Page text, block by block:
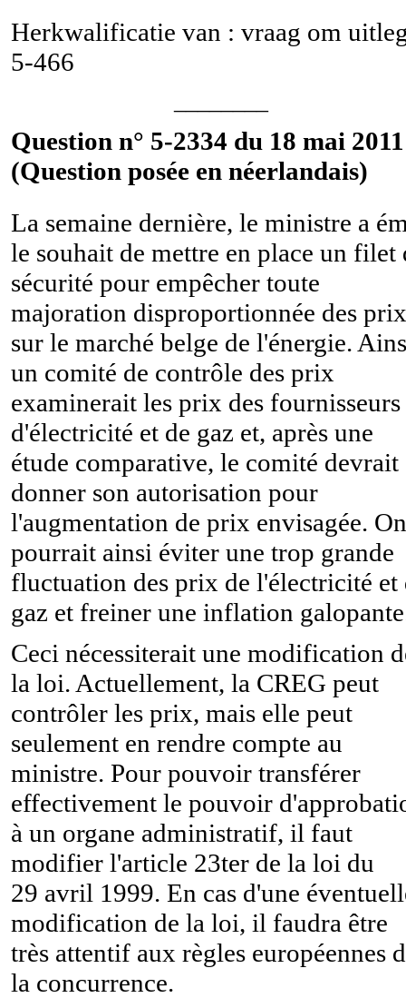
Herkwalificatie van : vraag om
5-466
Question n° 5-2334 du 18 mai
(Question posée en néerlandais)
La semaine dernière, le ministre a
le souhait de mettre en place un filet
sécurité pour empêcher toute
majoration disproportionnée des prix
sur le marché belge de l'énergie.
un comité de contrôle des prix
examinerait les prix des fournisseurs
d'électricité et de gaz et, après une
étude comparative, le comité devrait
donner son autorisation pour
l'augmentation de prix envisagée. On
pourrait ainsi éviter une trop grande
fluctuation des prix de l'électricité et
gaz et freiner une inflation
Ceci nécessiterait une modification
la loi. Actuellement, la CREG peut
contrôler les prix, mais elle peut
seulement en rendre compte au
ministre. Pour pouvoir transférer
effectivement le pouvoir
à un organe administratif, il faut
modifier l'article 23ter de la loi du
29 avril 1999. En cas d'une
modification de la loi, il faudra être
très attentif aux règles européennes
la concurrence.